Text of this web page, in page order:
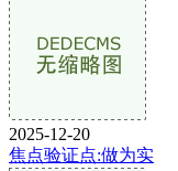
2025-12-20
焦点验证点:做为实